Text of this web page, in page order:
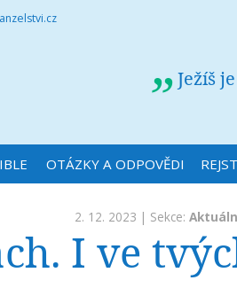
Ježíš
OTÁZKY A ODPOVĚDI
2. 12. 2023 | Sekce:
I ve